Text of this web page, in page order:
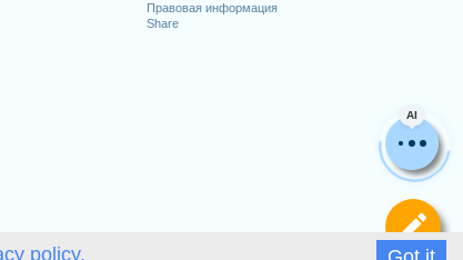
policy.
Правовая информация
Share
AI